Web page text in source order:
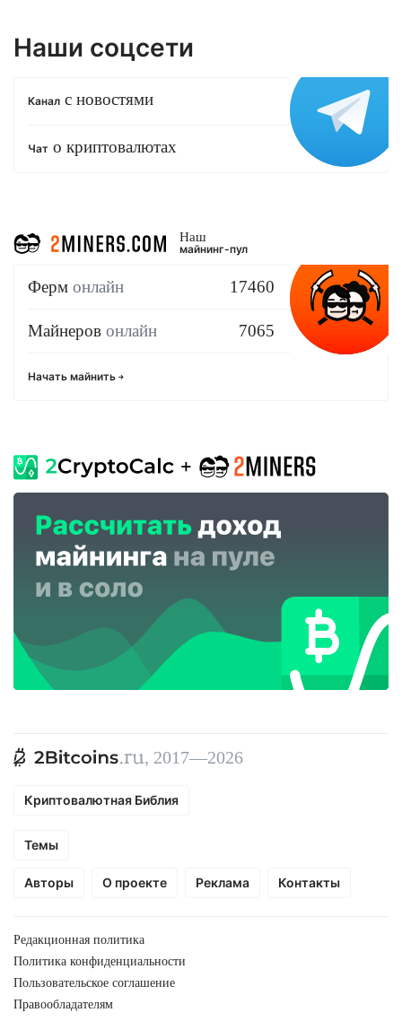
Наши соцсети
Канал с новостями
Чат о криптовалютах
Наш
майнинг-пул
Ферм онлайн 17460
Майнеров онлайн 7065
Начать майнить
, 2017—2026
Криптовалютная Библия
Темы
Авторы О проекте Реклама Контакты
Редакционная политика
Политика конфиденциальности
Пользовательское соглашение
Правообладателям